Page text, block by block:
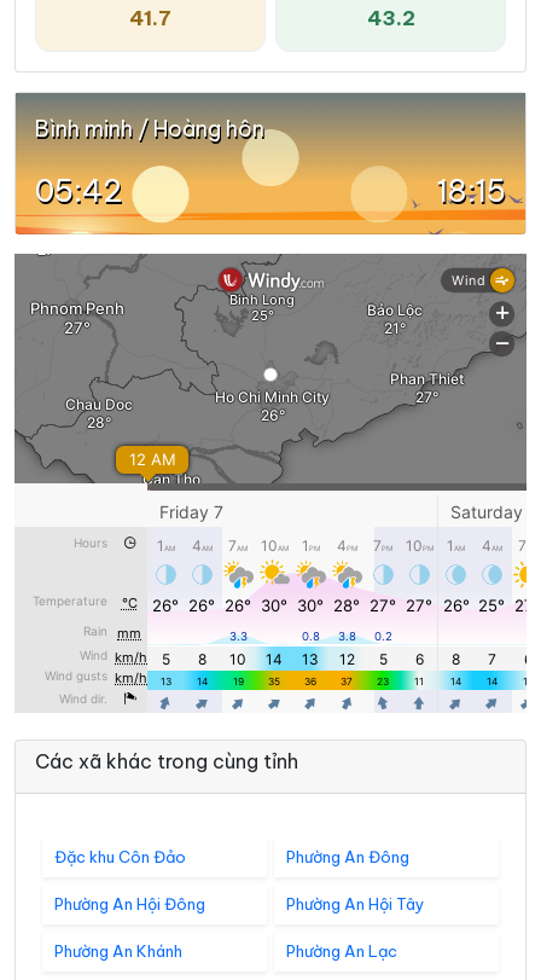
41.7 43.2
Bình minh / Hoàng hôn
05:42 18:15
Các xã khác trong cùng tỉnh
Đặc khu Côn Đảo Phường An Đông
Phường An Hội Đông Phường An Hội Tây
Phường An Khánh Phường An Lạc